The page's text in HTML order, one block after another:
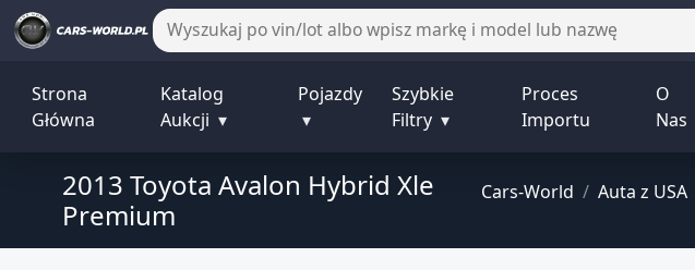
Strona
Główna
Katalog
Aukcji ▾
Pojazdy
▾
Szybkie
Filtry ▾
Proces
Importu
O
Nas
Cars-World / Auta z USA
2013 Toyota Avalon Hybrid Xle
Premium